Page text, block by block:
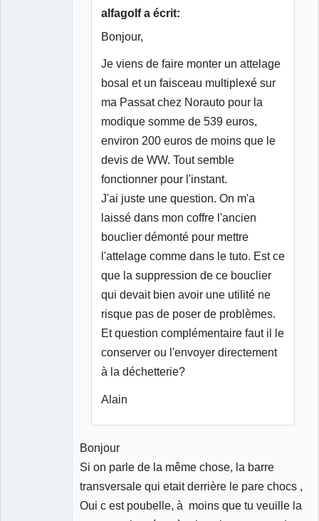
alfagolf a écrit:
Bonjour,
Je viens de faire monter un attelage
bosal et un faisceau multiplexé sur
ma Passat chez Norauto pour la
modique somme de 539 euros,
environ 200 euros de moins que le
devis de WW. Tout semble
fonctionner pour l'instant.
J'ai juste une question. On m'a
laissé dans mon coffre l'ancien
bouclier démonté pour mettre
l'attelage comme dans le tuto. Est ce
que la suppression de ce bouclier
qui devait bien avoir une utilité ne
risque pas de poser de problèmes.
Et question complémentaire faut il le
conserver ou l'envoyer directement
à la déchetterie?
Alain
Bonjour
Si on parle de la même chose, la barre
transversale qui etait derrière le pare chocs ,
Oui c est poubelle, à moins que tu veuille la